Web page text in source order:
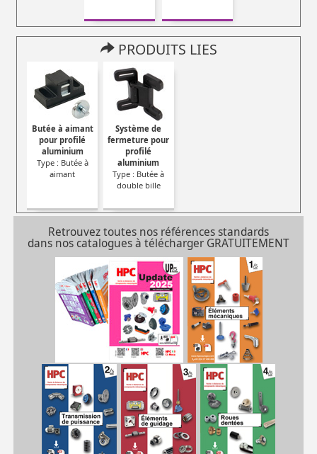
PRODUITS LIES
Butée à aimant
pour profilé
aluminium
Type : Butée à
aimant
Système de
fermeture pour
profilé
aluminium
Type : Butée à
double bille
Retrouvez toutes nos références standards
dans nos catalogues à télécharger GRATUITEMENT